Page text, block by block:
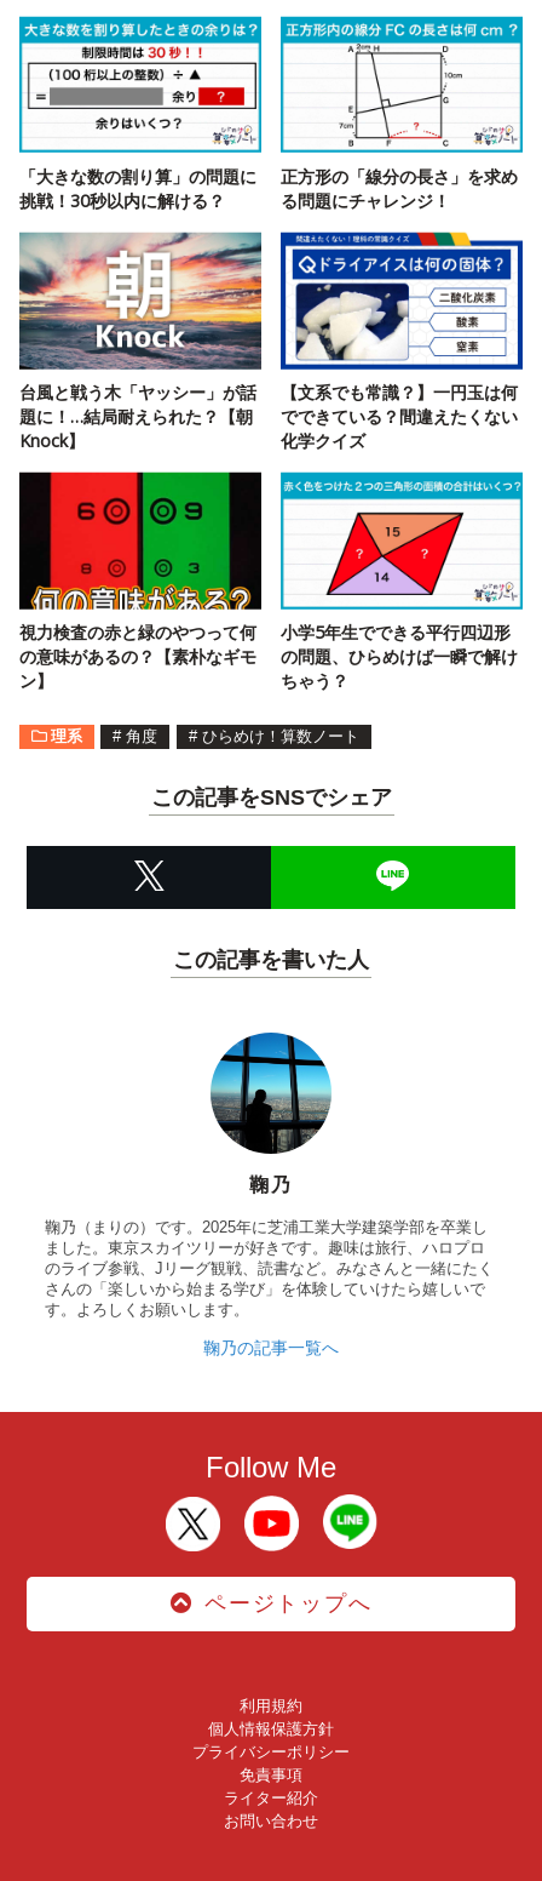
「大きな数の割り算」の問題に
挑戦！30秒以内に解ける？
正方形の「線分の長さ」を求め
る問題にチャレンジ！
台風と戦う木「ヤッシー」が話
題に！…結局耐えられた？【朝
Knock】
【文系でも常識？】一円玉は何
でできている？間違えたくない
化学クイズ
視力検査の赤と緑のやつって何
の意味があるの？【素朴なギモ
ン】
小学5年生でできる平行四辺形
の問題、ひらめけば一瞬で解け
ちゃう？
理系 # 角度 # ひらめけ！算数ノート
この記事をSNSでシェア
この記事を書いた人
鞠乃
鞠乃（まりの）です。2025年に芝浦工業大学建築学部を卒業し
ました。東京スカイツリーが好きです。趣味は旅行、ハロプロ
のライブ参戦、Jリーグ観戦、読書など。みなさんと一緒にたく
さんの「楽しいから始まる学び」を体験していけたら嬉しいで
す。よろしくお願いします。
鞠乃の記事一覧へ
Follow Me
ページトップへ
利用規約
個人情報保護方針
プライバシーポリシー
免責事項
ライター紹介
お問い合わせ